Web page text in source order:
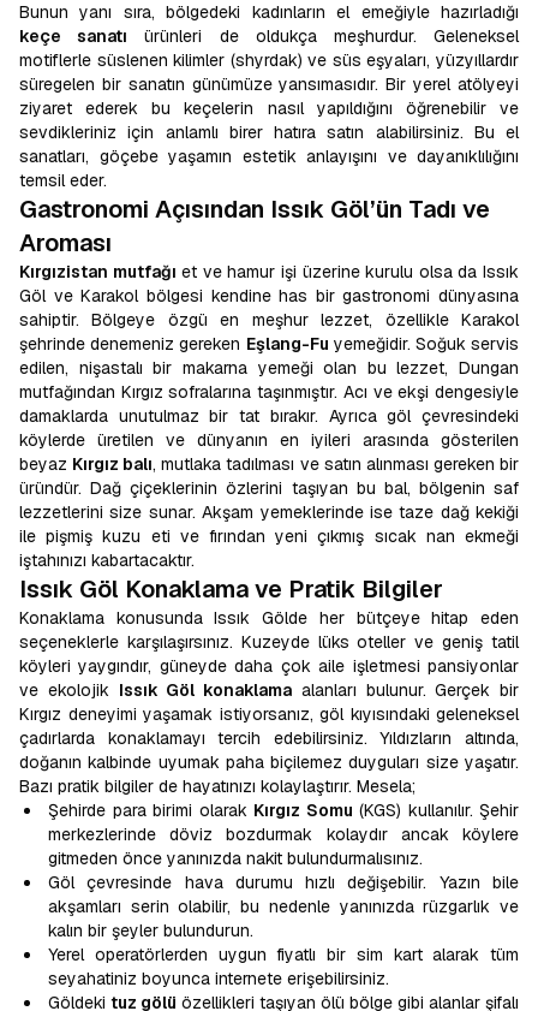
Bunun yanı sıra, bölgedeki kadınların el emeğiyle hazırladığı
keçe sanatı ürünleri de oldukça meşhurdur. Geleneksel
motiflerle süslenen kilimler (shyrdak) ve süs eşyaları, yüzyıllardır
süregelen bir sanatın günümüze yansımasıdır. Bir yerel atölyeyi
ziyaret ederek bu keçelerin nasıl yapıldığını öğrenebilir ve
sevdikleriniz için anlamlı birer hatıra satın alabilirsiniz. Bu el
sanatları, göçebe yaşamın estetik anlayışını ve dayanıklılığını
temsil eder.
Gastronomi Açısından Issık Göl’ün Tadı ve
Aroması
Kırgızistan mutfağı et ve hamur işi üzerine kurulu olsa da Issık
Göl ve Karakol bölgesi kendine has bir gastronomi dünyasına
sahiptir. Bölgeye özgü en meşhur lezzet, özellikle Karakol
şehrinde denemeniz gereken Eşlang-Fu yemeğidir. Soğuk servis
edilen, nişastalı bir makarna yemeği olan bu lezzet, Dungan
mutfağından Kırgız sofralarına taşınmıştır. Acı ve ekşi dengesiyle
damaklarda unutulmaz bir tat bırakır. Ayrıca göl çevresindeki
köylerde üretilen ve dünyanın en iyileri arasında gösterilen
beyaz Kırgız balı, mutlaka tadılması ve satın alınması gereken bir
üründür. Dağ çiçeklerinin özlerini taşıyan bu bal, bölgenin saf
lezzetlerini size sunar. Akşam yemeklerinde ise taze dağ kekiği
ile pişmiş kuzu eti ve fırından yeni çıkmış sıcak nan ekmeği
iştahınızı kabartacaktır.
Issık Göl Konaklama ve Pratik Bilgiler
Konaklama konusunda Issık Gölde her bütçeye hitap eden
seçeneklerle karşılaşırsınız. Kuzeyde lüks oteller ve geniş tatil
köyleri yaygındır, güneyde daha çok aile işletmesi pansiyonlar
ve ekolojik Issık Göl konaklama alanları bulunur. Gerçek bir
Kırgız deneyimi yaşamak istiyorsanız, göl kıyısındaki geleneksel
çadırlarda konaklamayı tercih edebilirsiniz. Yıldızların altında,
doğanın kalbinde uyumak paha biçilemez duyguları size yaşatır.
Bazı pratik bilgiler de hayatınızı kolaylaştırır. Mesela;
Şehirde para birimi olarak Kırgız Somu (KGS) kullanılır. Şehir
merkezlerinde döviz bozdurmak kolaydır ancak köylere
gitmeden önce yanınızda nakit bulundurmalısınız.
Göl çevresinde hava durumu hızlı değişebilir. Yazın bile
akşamları serin olabilir, bu nedenle yanınızda rüzgarlık ve
kalın bir şeyler bulundurun.
Yerel operatörlerden uygun fiyatlı bir sim kart alarak tüm
seyahatiniz boyunca internete erişebilirsiniz.
Göldeki tuz gölü özellikleri taşıyan ölü bölge gibi alanlar şifalı